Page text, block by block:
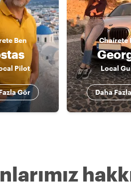
Ben
Pilot
Gör
Chaírete
Local
Daha